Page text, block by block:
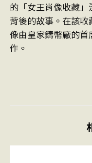
的「女王肖像收藏
背後的故事。在該
像由皇家鑄幣廠的
作。